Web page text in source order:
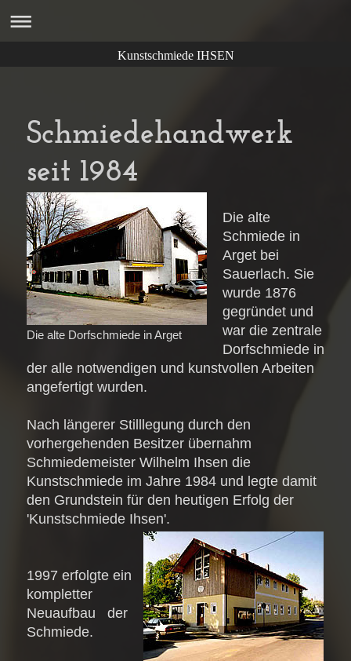
Kunstschmiede IHSEN
Schmiedehandwerk
seit 1984
Die alte Dorfschmiede in Arget
Die alte
Schmiede in
Arget bei
Sauerlach. Sie
wurde 1876
gegründet und
war die zentrale
Dorfschmiede in
der alle notwendigen und kunstvollen Arbeiten
angefertigt wurden.
Nach längerer Stilllegung durch den
vorhergehenden Besitzer übernahm
Schmiedemeister Wilhelm Ihsen die
Kunstschmiede im Jahre 1984 und legte damit
den Grundstein für den heutigen Erfolg der
'Kunstschmiede Ihsen'.
1997 erfolgte ein
kompletter
Neuaufbau der
Schmiede.